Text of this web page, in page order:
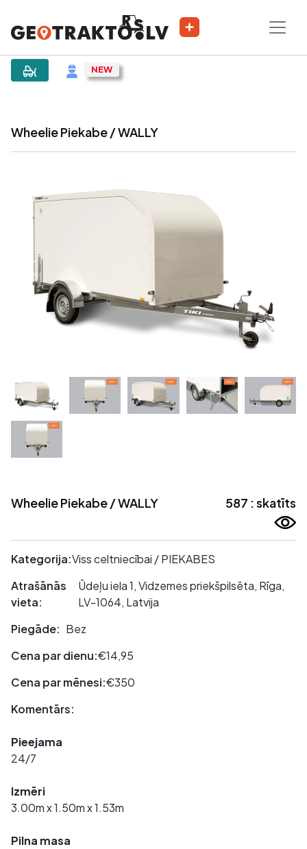
|Sludinājums
Wheelie Piekabe / WALLY
Wheelie Piekabe / WALLY 587 : skatīts
Kategorija:Viss celtniecībai / PIEKABES
Atrašānās
vieta:
Ūdeļu iela 1, Vidzemes priekšpilsēta, Rīga,
LV-1064, Latvija
Piegāde: Bez
Cena par dienu:€14,95
Cena par mēnesi:€350
Komentārs:
Pieejama
24/7
Izmēri
3.00m x 1.50m x 1.53m
Pilna masa